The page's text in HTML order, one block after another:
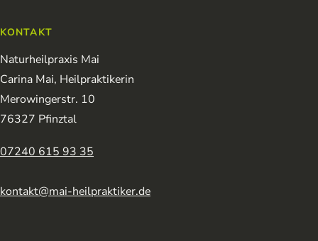
KONTAKT
Naturheilpraxis Mai
Carina Mai, Heilpraktikerin
Merowingerstr. 10
76327 Pfinztal
07240 615 93 35
kontakt@mai-heilpraktiker.de